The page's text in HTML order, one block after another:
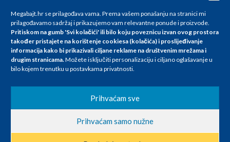
Megabajt.hr se prilagođava vama. Prema vašem ponašanju na stranici mi
prilagođavamo sadržaj i prikazujemo vam relevantne ponude i proizvode.
Pritiskom na gumb 'Svi kolačići' ili bilo koju poveznicu izvan ovog prostora
također pristajete na korištenje cookiesa (kolačića) i proslijeđivanje
informacija kako bi prikazivali ciljane reklame na društvenim mrežama i
drugim stranicama.Možete isključiti personalizaciju i ciljano oglašavanje u
bilo kojem trenutku u postavkama privatnosti.
Prihvaćam sve
Prihvaćam samo nužne
Za artikle kojih trenutno nema u ponudi obratite nam se na
info@megabajt.hr. Sve cijene su informativnog karaktera i podložne su
promjenama, a
iskazane su za avansno plaćanje(gotovina) u Eurima i uključuju PDV. Sve
se razlikovati od cijena u našim poslovnicama. Trudimo se dati što bolji
i točniji opis i sliku. Unatoč tome, ne možemo garantirati da su svi
nastale u opisu proizvoda, greške prilikom štampanja te promjene
cijena.